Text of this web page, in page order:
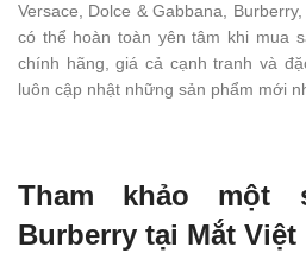
Versace, Dolce & Gabbana,
có thể hoàn toàn yên tâm khi mua
chính hãng, giá cả cạnh tranh và
luôn cập nhật những sản phẩm mới
Tham khảo một
Burberry tại Mắt Việt